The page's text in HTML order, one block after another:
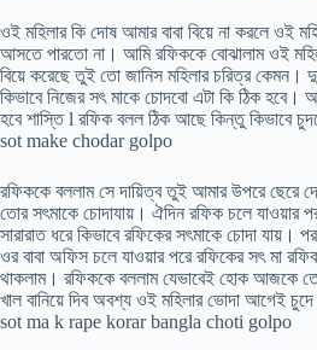
ওই মহিলার কি দোষ আমার বাবা বিয়ে না করলে ওই
আসতে পারতো না। আমি রফিককে বোঝালাম ওই
বিয়ে করেছে তুই তো জানিস মহিলার চরিত্র কেমন।
কিভাবে নিজের সৎ মাকে চোদবো এটা কি ঠিক হবে।
হবে শাস্তি l রফিক বলল ঠিক আছে কিন্তু কিভাবে
sot make chodar golpo
রফিককে বললাম সে দায়িত্ব তুই আমার উপরে ছেরে
তোর সৎমাকে চোদাযায়। ঐদিন রফিক চলে যাওয়ার
সারারাত ধরে কিভাবে রফিকের সৎমাকে চোদা যায়।
ওর বাবা অফিস চলে যাওয়ার পরে রফিকের সৎ মা
থাকলাম। রফিককে বললাম যেভাবেই হোক আজকে
খাল বানিয়ে দিব অবশ্য ওই মহিলার ভোদা আগেই চুদে
sot ma k rape korar bangla choti golpo